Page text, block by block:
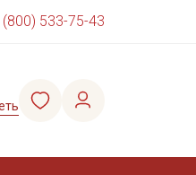
533-75-43